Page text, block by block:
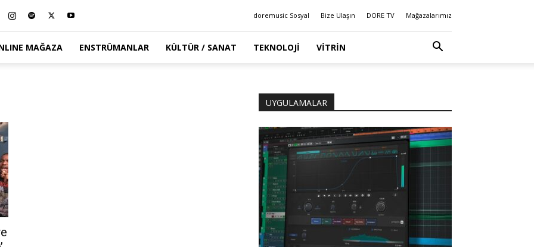
doremusic Sosyal Bize Ulaşın DORE TV Mağazalarımız
MAĞAZA ENSTRÜMANLAR KÜLTÜR / SANAT TEKNOLOJI VITRIN
UYGULAMALAR